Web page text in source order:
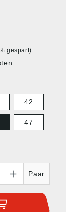
gespart)
42
47
Paar